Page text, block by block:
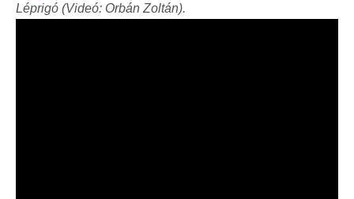
Léprigó (Videó: Orbán Zoltán).